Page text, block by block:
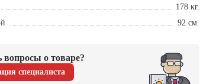
178 кг.
92 см.
вопросы о товаре?
специалиста